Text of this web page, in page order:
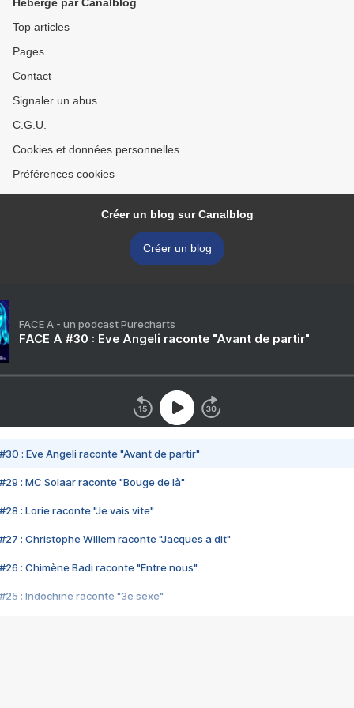
Top articles
Pages
Contact
Signaler un abus
C.G.U.
Cookies et données personnelles
Préférences cookies
Créer un blog sur Canalblog
Créer un blog
FACE A - un podcast Purecharts
FACE A #30 : Eve Angeli raconte "Avant de partir"
#30 : Eve Angeli raconte "Avant de partir"
#29 : MC Solaar raconte "Bouge de là"
#28 : Lorie raconte "Je vais vite"
#27 : Christophe Willem raconte "Jacques a dit"
#26 : Chimène Badi raconte "Entre nous"
#25 : Indochine raconte "3e sexe"